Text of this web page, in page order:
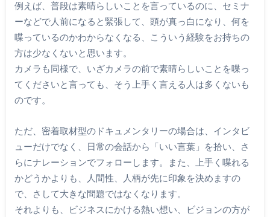
例えば、普段は素晴らしいことを言っているのに、セミナ
ーなどで人前になると緊張して、頭が真っ白になり、何を
喋っているのかわからなくなる、こういう経験をお持ちの
方は少なくないと思います。
カメラも同様で、いざカメラの前で素晴らしいことを喋っ
てくださいと言っても、そう上手く言える人は多くないも
のです。
ただ、密着取材型のドキュメンタリーの場合は、インタビ
ューだけでなく、日常の会話から「いい言葉」を拾い、さ
らにナレーションでフォローします。また、上手く喋れる
かどうかよりも、人間性、人柄が先に印象を決めますの
で、さして大きな問題ではなくなります。
それよりも、ビジネスにかける熱い想い、ビジョンの方が